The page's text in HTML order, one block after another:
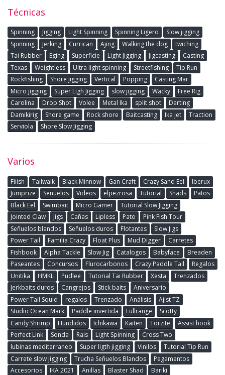
Técnicas
Spinning Jigging Light Spinning Spinning Ligero
Slow jigging
Spinning
Jerking Currican Ajing Walking the dog
twiching
Tai Rubber
Eging Superficie Light Jigging Jigcasting
Casting
Texas
Weightless Ultra light spinning Streetfishing
Tip Run
Rockfishing
Shore jigging Vertical Popping
Casting Mar
Micro jigging
Super Ligh Jigging slow jigging Wacky
Free Rig
Carolina
Drop Shot Volee Metal Ika split shot
Darting
Damikirig
Shore game Rock shore Baitcasting Ika jet
Traction
Serviola
Shore Slow Jigging
Varios
Fiiish Tailwalk Black Minnow Gan Craft Crazy Sand Eel
Iberux
Jumprize
Señuelos Videos elpezrosa Tutorial Shads
Patos
Black Eel
Swimbait Micro Gamer
Tutorial Slow Jigging
Jointed Claw
Jigs Cañas Lipless Pato
Pink Fish Tour
Señuelos blandos
Señuelos duros Flotantes
Slow Jigs
Power Tail
Familia Crazy Float Plus Mud Digger
Carretes
Fishbook
Alpha Tackle Slow Jig Catalogos Babyface
Breaden
Paseantes
Concursos Flurocarbonos Crazy Paddle Tail
Regalos
Unitika
HMKL Pudlee Tutorial Tai Rubber Xesta
Trenzados
Jerkbaits duros
Cangrejos Stick baits
Aniversario
Power Tail Squid
regalos Trenzado Análisis
Ajist TZ
Studio Ocean Mark
Paddle invertida Fullrange
Scotty
Candy Shrimp
Hundidos Ichikawa Kaiten Torzite
Assist hook
Perfect Link
Sonda Rais Light Spinning
Cross Two
lubinas mediterraneo
Super ligth jigging Vinilos
Tutorial Tip Run
Carrete slow jigging
Trucha Señuelos Blandos
Pegamentos
Accesorios
IKA 2021 Anillas Blaster Shad
Bariki